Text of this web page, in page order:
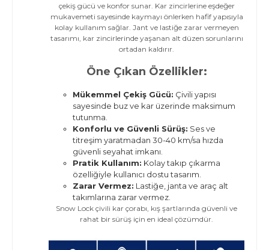
çekiş gücü ve konfor sunar. Kar zincirlerine eşdeğer
mukavemeti sayesinde kaymayı önlerken hafif yapısıyla
kolay kullanım sağlar. Jant ve lastiğe zarar vermeyen
tasarımı, kar zincirlerinde yaşanan alt düzen sorunlarını
ortadan kaldırır.
Öne Çıkan Özellikler:
Mükemmel Çekiş Gücü: Çivili yapısı
sayesinde buz ve kar üzerinde maksimum
tutunma.
Konforlu ve Güvenli Sürüş: Ses ve
titreşim yaratmadan 30-40 km/sa hızda
güvenli seyahat imkanı.
Pratik Kullanım: Kolay takıp çıkarma
özelliğiyle kullanıcı dostu tasarım.
Zarar Vermez: Lastiğe, janta ve araç alt
takımlarına zarar vermez.
Snow Lock çivili kar çorabı, kış şartlarında güvenli ve
rahat bir sürüş için en ideal çözümdür.